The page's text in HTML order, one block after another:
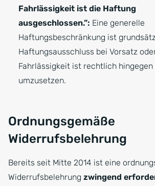
Fahrlässigkeit ist die Haftung
ausgeschlossen.”: Eine generelle
Haftungsbeschränkung ist
Haftungsausschluss bei Vorsatz
Fahrlässigkeit ist rechtlich hingegen
umzusetzen.
Ordnungsgemäße
Widerrufsbelehrung
Bereits seit Mitte 2014 ist eine
Widerrufsbelehrung zwingend